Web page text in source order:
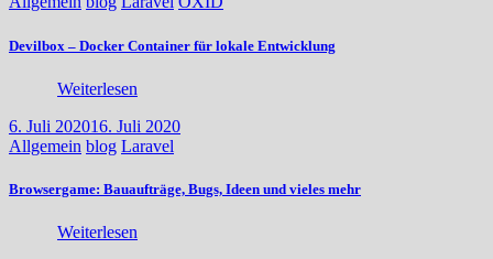
Devilbox – Docker Container für lokale Entwicklung
Weiterlesen
6. Juli 202016. Juli 2020
Allgemein blog Laravel
Browsergame: Bauaufträge, Bugs, Ideen und vieles mehr
Weiterlesen